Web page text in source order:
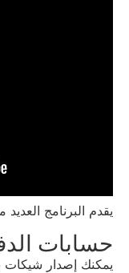
يقدم البرنامج
حسابات
يمكنك إصدار شيكات